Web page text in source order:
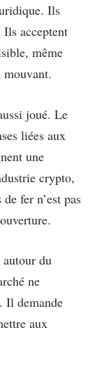
Ils
acceptent
même
joué. Le
liées aux
une
crypto,
fer n’est pas
du
ne
Il demande
aux